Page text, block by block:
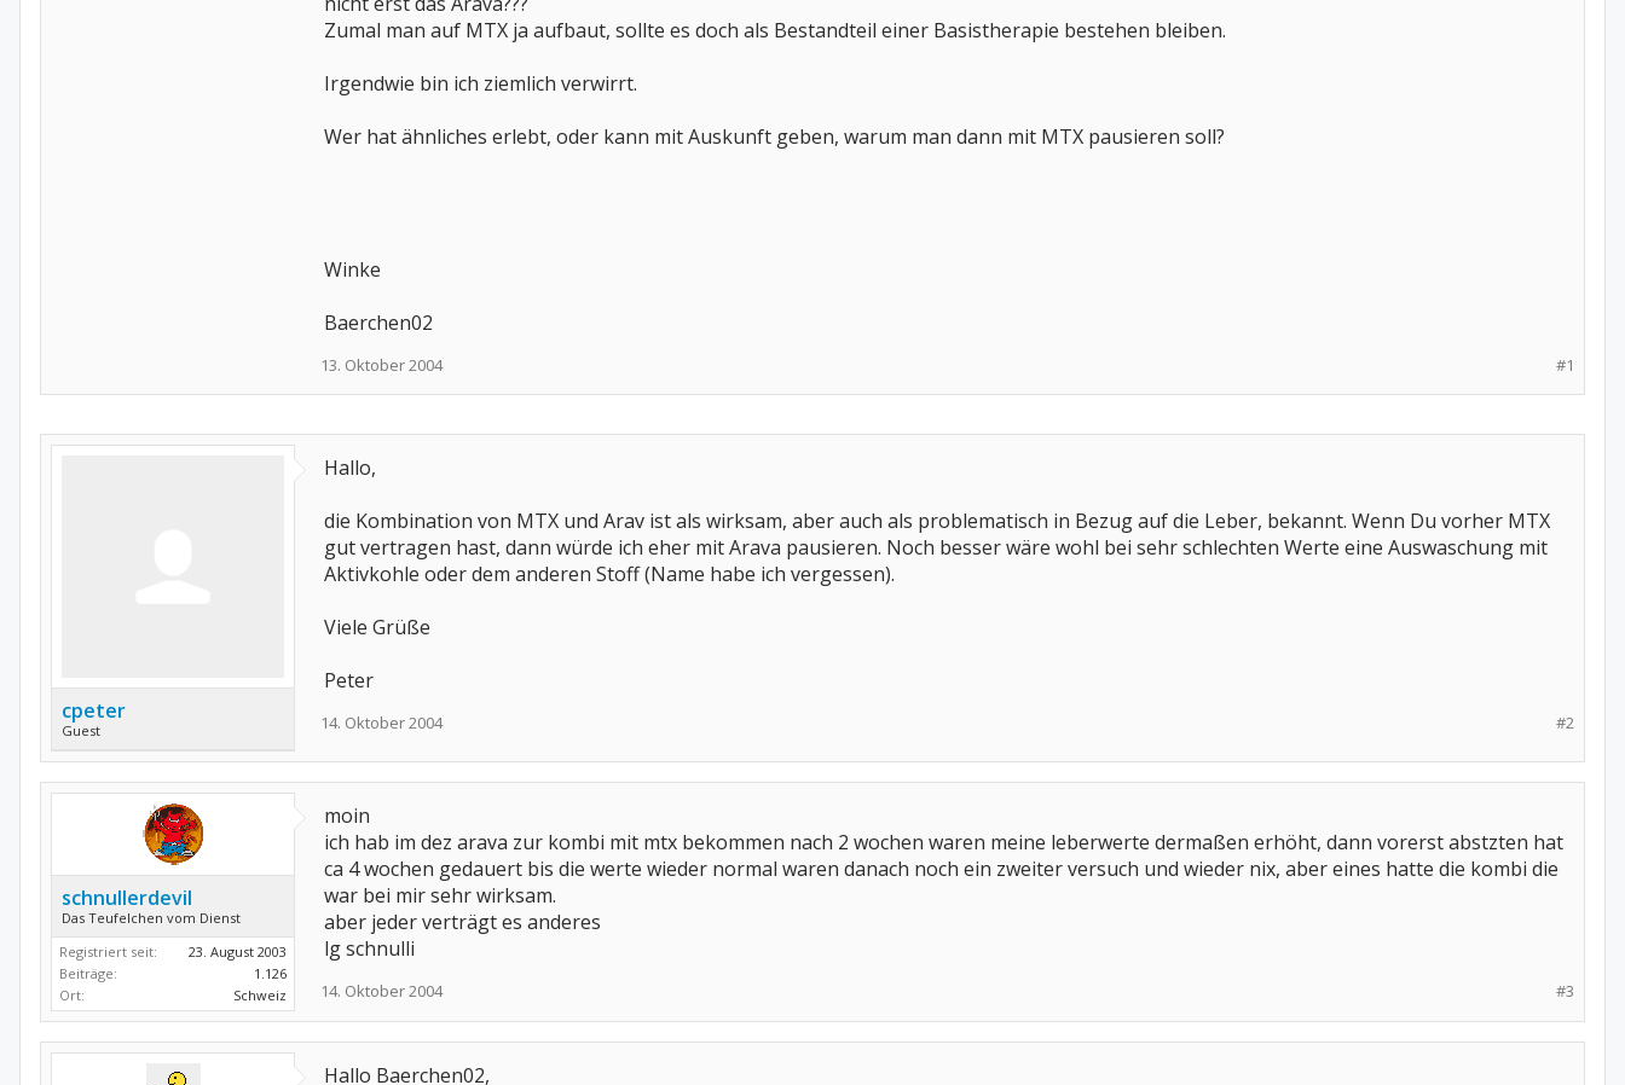
Zumal man auf MTX ja aufbaut, sollte es doch als Bestandteil einer Basistherapie bestehen bleiben.
Irgendwie bin ich ziemlich verwirrt.
Wer hat ähnliches erlebt, oder kann mit Auskunft geben, warum man dann mit MTX pausieren soll?
Winke
Baerchen02
#1
13. Oktober 2004
cpeter
Guest
Hallo,
die Kombination von MTX und Arav ist als wirksam, aber auch als problematisch in Bezug auf die Leber, bekannt. Wenn Du vorher MTX
gut vertragen hast, dann würde ich eher mit Arava pausieren. Noch besser wäre wohl bei sehr schlechten Werte eine Auswaschung mit
Aktivkohle oder dem anderen Stoff (Name habe ich vergessen).
Viele Grüße
Peter
#2
14. Oktober 2004
schnullerdevil
Das Teufelchen vom Dienst
Registriert seit:
23. August 2003
Beiträge:
1.126
Ort:
Schweiz
moin
ich hab im dez arava zur kombi mit mtx bekommen nach 2 wochen waren meine leberwerte dermaßen erhöht, dann vorerst abstzten hat
ca 4 wochen gedauert bis die werte wieder normal waren danach noch ein zweiter versuch und wieder nix, aber eines hatte die kombi die
war bei mir sehr wirksam.
aber jeder verträgt es anderes
lg schnulli
#3
14. Oktober 2004
Hallo Baerchen02,